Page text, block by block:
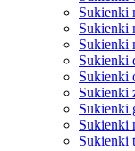
Sukienki
Sukienki
Sukienki
Sukienki
Sukienki
Sukienki
Sukienki
Sukienki
Sukienki